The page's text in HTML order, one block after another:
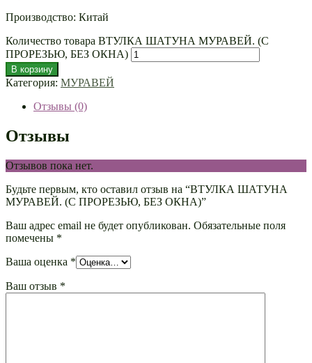
Производство: Китай
Количество товара ВТУЛКА ШАТУНА МУРАВЕЙ. (С
ПРОРЕЗЬЮ, БЕЗ ОКНА)
В корзину
Категория: МУРАВЕЙ
Отзывы (0)
Отзывы
Отзывов пока нет.
Будьте первым, кто оставил отзыв на “ВТУЛКА ШАТУНА
МУРАВЕЙ. (С ПРОРЕЗЬЮ, БЕЗ ОКНА)”
Ваш адрес email не будет опубликован. Обязательные поля
помечены *
Ваша оценка *
Ваш отзыв *